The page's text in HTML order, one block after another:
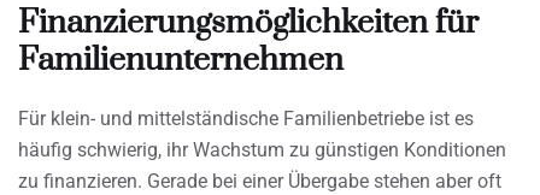
Finanzierungsmöglichkeiten für
Familienunternehmen
Für klein- und mittelständische Familienbetriebe ist es
häufig schwierig, ihr Wachstum zu günstigen Konditionen
zu finanzieren. Gerade bei einer Übergabe stehen aber oft